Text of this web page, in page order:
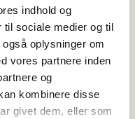
indhold og
til sociale medier og til
oplysninger om
vores partnere inden
og
kombinere disse
givet dem, eller som